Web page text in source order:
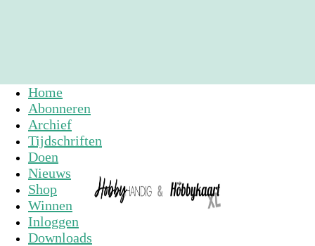
Home
Abonneren
Archief
Tijdschriften
Doen
Nieuws
Shop
Winnen
Inloggen
Downloads